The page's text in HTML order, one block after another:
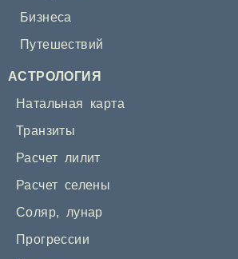
Бизнеса
Путешествий
АСТРОЛОГИЯ
Натальная карта
Транзиты
Расчет лилит
Расчет селены
Соляр, лунар
Прогрессии